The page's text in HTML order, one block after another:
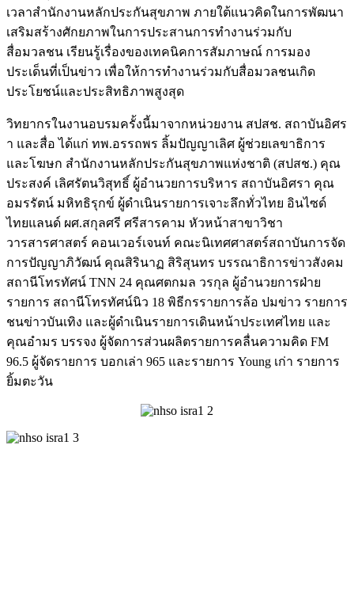
เวลาสำนักงานหลักประกันสุขภาพ ภายใต้แนวคิดในการพัฒนา
เสริมสร้างศักยภาพในการประสานการทำงานร่วมกับ
สื่อมวลชน เรียนรู้เรื่องของเทคนิคการสัมภาษณ์ การมอง
ประเด็นที่เป็นข่าว เพื่อให้การทำงานร่วมกับสื่อมวลชนเกิด
ประโยชน์และประสิทธิภาพสูงสุด
วิทยากรในงานอบรมครั้งนี้มาจากหน่วยงาน สปสช. สถาบันอิศร
า และสื่อ ได้แก่ ทพ.อรรถพร ลิ้มปัญญาเลิศ ผู้ช่วยเลขาธิการ
และโฆษก สำนักงานหลักประกันสุขภาพแห่งชาติ (สปสช.) คุณ
ประสงค์ เลิศรัตนวิสุทธิ์ ผู้อำนวยการบริหาร สถาบันอิศรา คุณ
อมรรัตน์ มหิทธิรุกข์ ผู้ดำเนินรายการเจาะลึกทั่วไทย อินไซด์
ไทยแลนด์ ผศ.สกุลศรี ศรีสารคาม หัวหน้าสาขาวิชา
วารสารศาสตร์ คอนเวอร์เจนท์ คณะนิเทศศาสตร์สถาบันการจัด
การปัญญาภิวัฒน์ คุณสิรินาฏ สิริสุนทร บรรณาธิการข่าวสังคม
สถานีโทรทัศน์ TNN 24 คุณศตกมล วรกุล ผู้อำนวยการฝ่าย
รายการ สถานีโทรทัศน์นิว 18 พิธีกรรายการล้อ ปมข่าว รายการ
ชนข่าวบันเทิง และผู้ดำเนินรายการเดินหน้าประเทศไทย และ
คุณอำมร บรรจง ผู้จัดการส่วนผลิตรายการคลื่นความคิด FM
96.5 ผู้จัดรายการ บอกเล่า 965 และรายการ Young เก่า รายการ
ยิ้มตะวัน